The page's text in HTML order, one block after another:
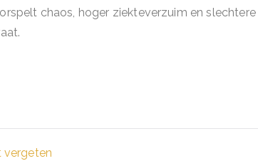
chaos, hoger ziekteverzuim en
vergeten